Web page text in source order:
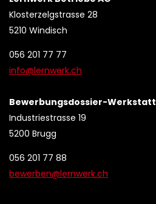
Klosterzelgstrasse 28
5210 Windisch
056 201 77 77
info@lernwerk.ch
Bewerbungsdossier-Werkstatt
Industriestrasse 19
5200 Brugg
056 201 77 88
bewerben@lernwerk.ch